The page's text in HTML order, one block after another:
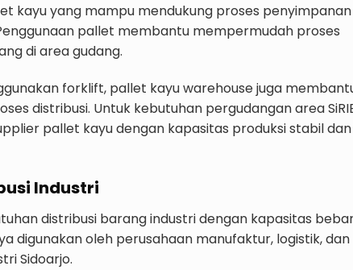
kayu yang mampu mendukung proses penyimpanan
pallet membantu mempermudah proses
di area gudang.
forklift, pallet kayu warehouse juga
distribusi. Untuk kebutuhan pergudangan area
pallet kayu dengan kapasitas produksi stabil dan
Industri
distribusi barang industri dengan kapasitas
digunakan oleh perusahaan manufaktur, logistik, dan
Sidoarjo.